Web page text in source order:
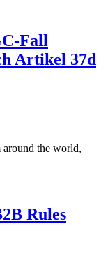
Fall
Artikel 37d
around the world,
Rules